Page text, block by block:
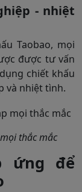
- nhiệt
Taobao, mọi
được tư vấn
chiết khấu
và nhiệt tình.
thắc mắc
ứng để